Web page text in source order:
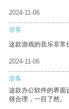
2024-11-06
游客
这款游戏的音乐非常
2024-11-06
游客
这款办公软件的界面
很合理，一目了然。